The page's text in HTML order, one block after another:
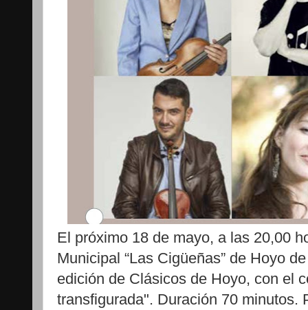
El próximo 18 de mayo, a las 20,00
Municipal “Las Cigüeñas” de Hoyo
edición de Clásicos de Hoyo, con el
transfigurada". Duración 70 minutos.